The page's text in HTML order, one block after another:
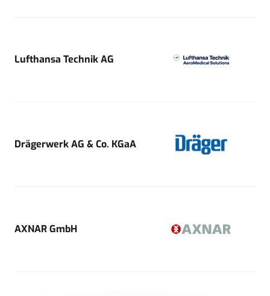
Lufthansa Technik AG
Drägerwerk AG & Co. KGaA
AXNAR GmbH